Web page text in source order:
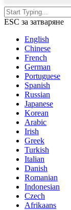
ESC за затваряне
English
Chinese
French
German
Portuguese
Spanish
Russian
Japanese
Korean
Arabic
Irish
Greek
Turkish
Italian
Danish
Romanian
Indonesian
Czech
Afrikaans